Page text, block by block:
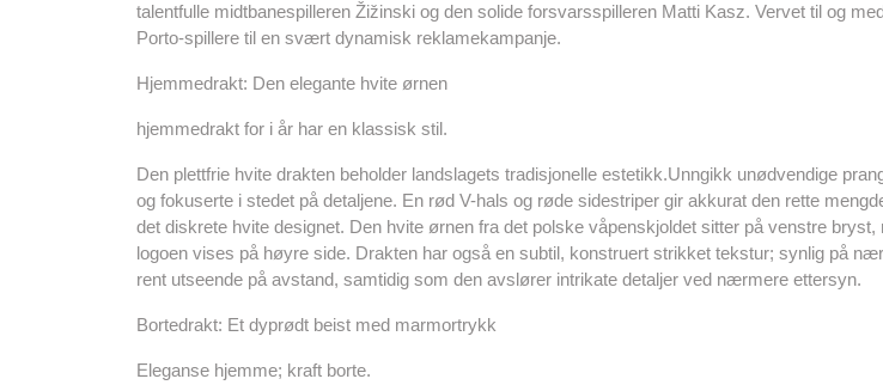
talentfulle midtbanespilleren Žižinski og den solide forsvarsspilleren Matti Kasz. Vervet til og
Porto-spillere til en svært dynamisk reklamekampanje.
Hjemmedrakt: Den elegante hvite ørnen
hjemmedrakt for i år har en klassisk stil.
Den plettfrie hvite drakten beholder landslagets tradisjonelle estetikk.Unngikk unødvendige
og fokuserte i stedet på detaljene. En rød V-hals og røde sidestriper gir akkurat den rette
det diskrete hvite designet. Den hvite ørnen fra det polske våpenskjoldet sitter på venstre bryst,
logoen vises på høyre side. Drakten har også en subtil, konstruert strikket tekstur; synlig på
rent utseende på avstand, samtidig som den avslører intrikate detaljer ved nærmere ettersyn.
Bortedrakt: Et dyprødt beist med marmortrykk
Eleganse hjemme; kraft borte.